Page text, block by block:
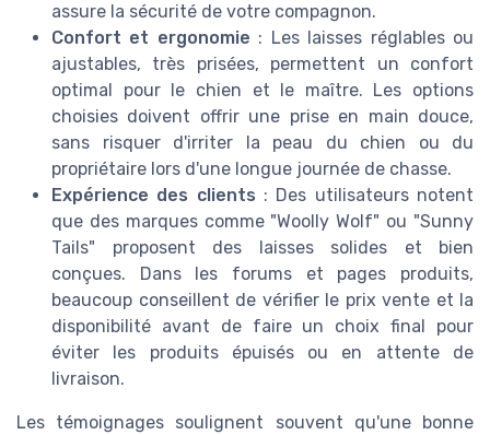
assure la sécurité de votre compagnon.
Confort et ergonomie : Les laisses réglables ou
ajustables, très prisées, permettent un confort
optimal pour le chien et le maître. Les options
choisies doivent offrir une prise en main douce,
sans risquer d'irriter la peau du chien ou du
propriétaire lors d'une longue journée de chasse.
Expérience des clients : Des utilisateurs notent
que des marques comme "Woolly Wolf" ou "Sunny
Tails" proposent des laisses solides et bien
conçues. Dans les forums et pages produits,
beaucoup conseillent de vérifier le prix vente et la
disponibilité avant de faire un choix final pour
éviter les produits épuisés ou en attente de
livraison.
Les témoignages soulignent souvent qu'une bonne